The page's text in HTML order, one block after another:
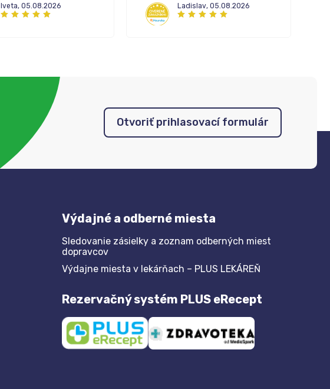
Iveta, 05.08.2026
Ladislav, 05.08.2026
Otvoriť prihlasovací formulár
Výdajné a odberné miesta
Sledovanie zásielky a zoznam odberných miest
dopravcov
Výdajne miesta v lekárňach – PLUS LEKÁREŇ
Rezervačný systém PLUS eRecept